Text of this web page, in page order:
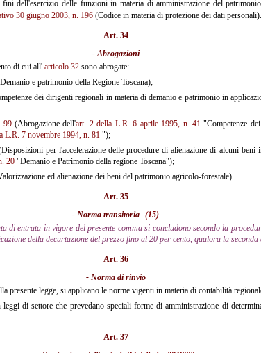
dell'esercizio delle funzioni in materia di amministrazione del
30 giugno 2003, n. 196 (Codice in materia di protezione dei dati personali).
Art. 34
- Abrogazioni
di cui all' articolo 32 sono abrogate:
e patrimonio della Regione Toscana);
dei dirigenti regionali in materia di demanio e patrimonio in
99(Abrogazione dell'art. 2 della L.R. 6 aprile 1995, n. 41"Competenze
L.R. 7 novembre 1994, n. 81 ");
per l'accelerazione delle procedure di alienazione di alcuni beni
20 "Demanio e Patrimonio della regione Toscana");
ed alienazione dei beni del patrimonio agricolo-forestale).
Art. 35
- Norma transitoria (15)
di entrata in vigore del presente comma si concludono secondo la
della decurtazione del prezzo fino al 20 per cento, qualora la seconda
Art. 36
- Norma di rinvio
presente legge, si applicano le norme vigenti in materia di contabilità
di settore che prevedano speciali forme di amministrazione di
Art. 37